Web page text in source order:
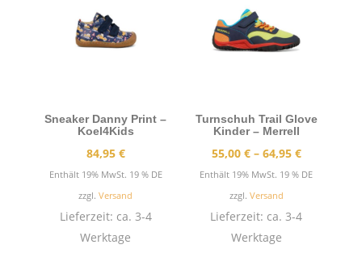
Sneaker Danny Print –
Koel4Kids
84,95 €
Enthält 19% MwSt. 19 % DE
zzgl.Versand
Lieferzeit: ca. 3-4
Werktage
Turnschuh Trail Glove
Kinder – Merrell
55,00 € – 64,95 €
55,00 €
64,95 €
Enthält 19% MwSt. 19 % DE
zzgl. Versand
Lieferzeit: ca. 3-4
Werktage